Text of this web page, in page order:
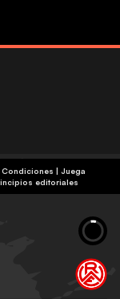
editoriales